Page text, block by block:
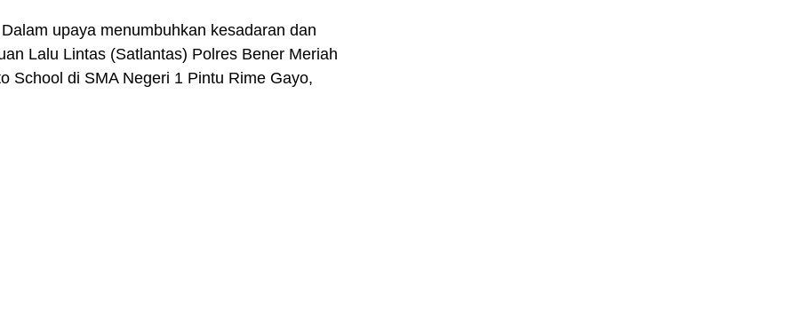
upaya menumbuhkan kesadaran dan
Lalu Lintas (Satlantas) Polres Bener Meriah
School di SMA Negeri 1 Pintu Rime Gayo,